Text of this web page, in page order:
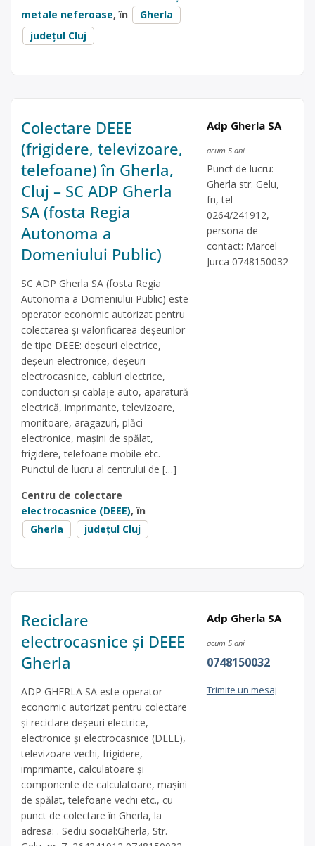
metale neferoase, în
Gherla
județul Cluj
Colectare DEEE
(frigidere, televizoare,
telefoane) în Gherla,
Cluj – SC ADP Gherla
SA (fosta Regia
Autonoma a
Domeniului Public)
SC ADP Gherla SA (fosta Regia
Autonoma a Domeniului Public) este
operator economic autorizat pentru
colectarea și valorificarea deșeurilor
de tipe DEEE: deșeuri electrice,
deșeuri electronice, deșeuri
electrocasnice, cabluri electrice,
conductori și cablaje auto, aparatură
electrică, imprimante, televizoare,
monitoare, aragazuri, plăci
electronice, mașini de spălat,
frigidere, telefoane mobile etc.
Punctul de lucru al centrului de […]
Centru de colectare
electrocasnice (DEEE), în
Gherla
județul Cluj
Adp Gherla SA
acum 5 ani
Punct de lucru:
Gherla str. Gelu,
fn, tel
0264/241912,
persona de
contact: Marcel
Jurca 0748150032
Reciclare
electrocasnice și DEEE
Gherla
ADP GHERLA SA este operator
economic autorizat pentru colectare
și reciclare deșeuri electrice,
electronice și electrocasnice (DEEE),
televizoare vechi, frigidere,
imprimante, calculatoare și
componente de calculatoare, mașini
de spălat, telefoane vechi etc., cu
punct de colectare în Gherla, la
adresa: . Sediu social:Gherla, Str.
Adp Gherla SA
acum 5 ani
0748150032
Trimite un mesaj